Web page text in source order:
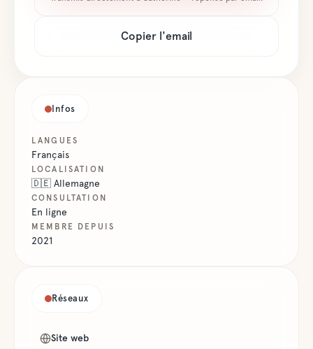
Copier l'email
Infos
LANGUES
Français
LOCALISATION
🇩🇪 Allemagne
CONSULTATION
En ligne
MEMBRE DEPUIS
2021
Réseaux
Site web